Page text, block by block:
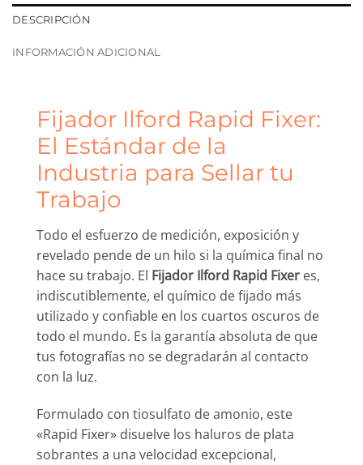
DESCRIPCIÓN
INFORMACIÓN ADICIONAL
Fijador Ilford Rapid Fixer:
El Estándar de la
Industria para Sellar tu
Trabajo
Todo el esfuerzo de medición, exposición y
revelado pende de un hilo si la química final no
hace su trabajo. El Fijador Ilford Rapid Fixer es,
indiscutiblemente, el químico de fijado más
utilizado y confiable en los cuartos oscuros de
todo el mundo. Es la garantía absoluta de que
tus fotografías no se degradarán al contacto
con la luz.
Formulado con tiosulfato de amonio, este
«Rapid Fixer» disuelve los haluros de plata
sobrantes a una velocidad excepcional,